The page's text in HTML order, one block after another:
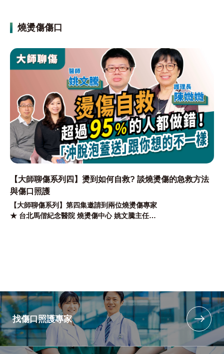
燒燙傷傷口
【大師聊傷系列四】燙到如何自救? 談燒燙傷的急救方法
與傷口照護
【大師聊傷系列】第四集邀請到兩位燒燙傷專家
★ 台北馬偕紀念醫院 燒燙傷中心 姚文騰主任
找傷口照護專家